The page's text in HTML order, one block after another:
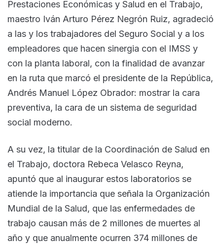
Prestaciones Económicas y Salud en el Trabajo,
maestro Iván Arturo Pérez Negrón Ruiz, agradeció
a las y los trabajadores del Seguro Social y a los
empleadores que hacen sinergia con el IMSS y
con la planta laboral, con la finalidad de avanzar
en la ruta que marcó el presidente de la República,
Andrés Manuel López Obrador: mostrar la cara
preventiva, la cara de un sistema de seguridad
social moderno.
A su vez, la titular de la Coordinación de Salud en
el Trabajo, doctora Rebeca Velasco Reyna,
apuntó que al inaugurar estos laboratorios se
atiende la importancia que señala la Organización
Mundial de la Salud, que las enfermedades de
trabajo causan más de 2 millones de muertes al
año y que anualmente ocurren 374 millones de